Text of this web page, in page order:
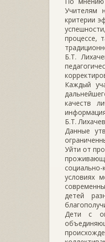
Учителям
критерии
процессе,
Б.Т.
Каждый
качеств
Б.Т.
Данные
Уйти от
условиях
детей
Дети с